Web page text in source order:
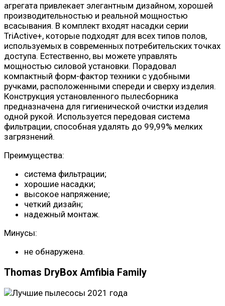
агрегата привлекает элегантным дизайном, хорошей
производительностью и реальной мощностью
всасывания. В комплект входят насадки серии
TriActive+, которые подходят для всех типов полов,
используемых в современных потребительских точках
доступа. Естественно, вы можете управлять
мощностью силовой установки. Порадовал
компактный форм-фактор техники с удобными
ручками, расположенными спереди и сверху изделия.
Конструкция установленного пылесборника
предназначена для гигиенической очистки изделия
одной рукой. Используется передовая система
фильтрации, способная удалять до 99,99% мелких
загрязнений.
Преимущества:
система фильтрации;
хорошие насадки;
высокое напряжение;
четкий дизайн;
надежный монтаж.
Минусы:
не обнаружена.
Thomas DryBox Amfibia Family